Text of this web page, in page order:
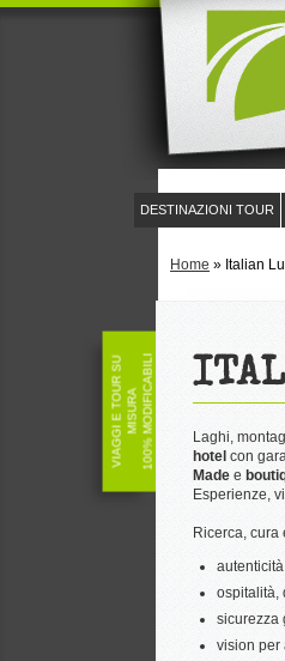
DESTINAZIONI TOUR
V
I
A
G
G
I
E
T
O
U
R
S
U
M
I
S
U
RA100% MODIFICABILI
Home » Italian
Laghi,
hotel con
Made e
Esperienze,
Ricerca, cura
ospitalità,
sicurezza
vision per